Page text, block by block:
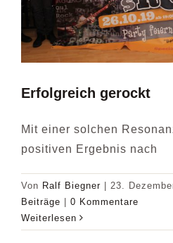
Erfolgreich gerockt
Mit einer solchen
positiven Ergebnis nach
Von Ralf Biegner | 23.
Beiträge | 0 Kommentare
Weiterlesen